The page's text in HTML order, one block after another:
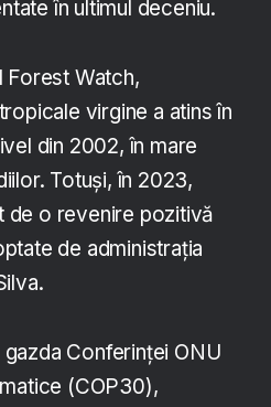
în ultimul deceniu.
Forest Watch,
virgine a atins în
din 2002, în mare
Totuși, în 2023,
de o revenire pozitivă
de administrația
Conferinței ONU
(COP30),